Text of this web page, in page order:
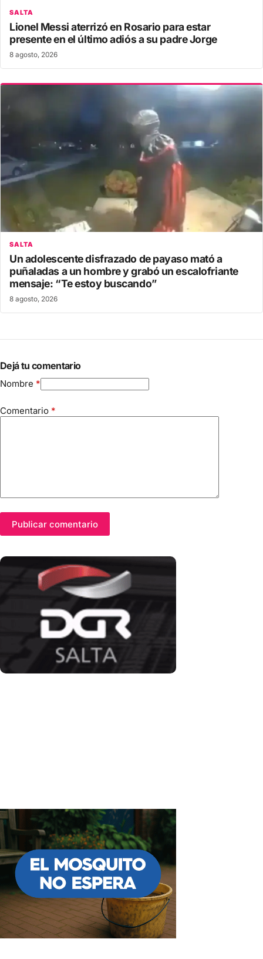
SALTA
Lionel Messi aterrizó en Rosario para estar
presente en el último adiós a su padre Jorge
8 agosto, 2026
SALTA
Un adolescente disfrazado de payaso mató a
puñaladas a un hombre y grabó un escalofriante
mensaje: “Te estoy buscando”
8 agosto, 2026
Dejá tu comentario
Nombre *
Comentario *
Publicar comentario